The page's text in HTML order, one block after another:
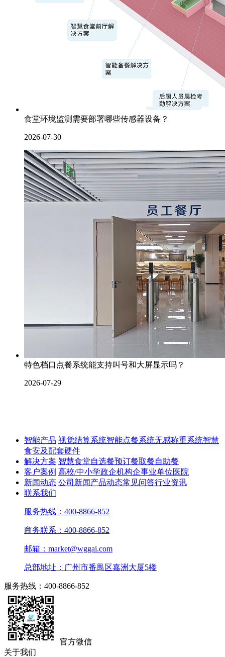
食堂环境监测需要部署哪些传感器设备？
2026-07-30
特色档口点餐系统能支持叫号和大屏显示吗？
2026-07-29
智能产品 视觉结算系统智能点餐系统无感称重系统智慧
食安及配套硬件
解决方案 智慧食堂自选餐预订餐取餐自助餐
客户案例 高校/中小学政企机构企事业单位医院
新闻动态 公司新闻产品动态常见问答行业资讯
联系我们
服务热线：400-8866-852
商务联系：400-8866-852
邮箱：market@wggai.com
总部地址：广州市番禺区嘉洲大厦5楼
服务热线：400-8866-852
官方微信
关于我们